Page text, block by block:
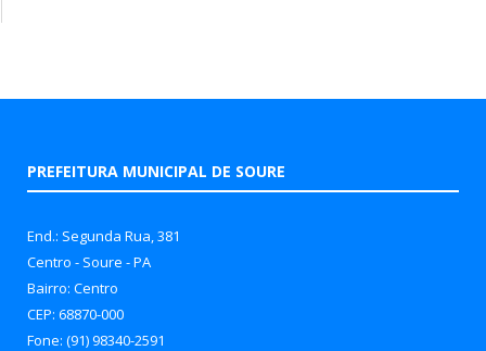
PREFEITURA MUNICIPAL DE SOURE
End.: Segunda Rua, 381
Centro - Soure - PA
Bairro: Centro
CEP: 68870-000
Fone: (91) 98340-2591